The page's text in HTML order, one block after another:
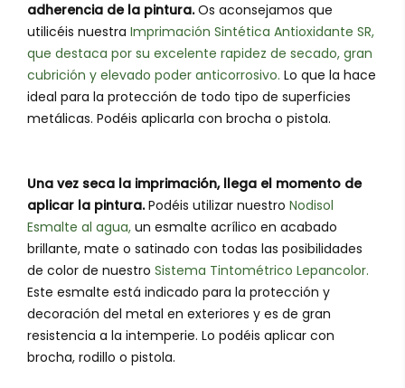
adherencia de la pintura.Os aconsejamos que
utilicéis nuestra Imprimación Sintética Antioxidante SR,
que destaca por su excelente rapidez de secado, gran
cubrición y elevado poder anticorrosivo. Lo que la hace
ideal para la protección de todo tipo de superficies
metálicas. Podéis aplicarla con brocha o pistola.
Una vez seca la imprimación, llega el momento de
aplicar la pintura.Podéis utilizar nuestro Nodisol
Esmalte al agua, un esmalte acrílico en acabado
brillante, mate o satinado con todas las posibilidades
de color de nuestro Sistema Tintométrico Lepancolor.
Este esmalte está indicado para la protección y
decoración del metal en exteriores y es de gran
resistencia a la intemperie. Lo podéis aplicar con
brocha, rodillo o pistola.